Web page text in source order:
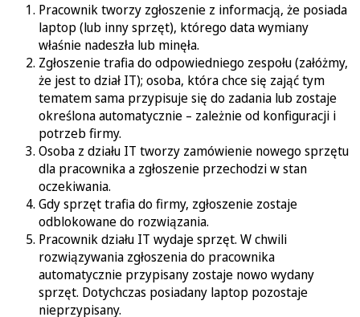
Pracownik tworzy zgłoszenie z informacją, że posiada
laptop (lub inny sprzęt), którego data wymiany
właśnie nadeszła lub minęła.
Zgłoszenie trafia do odpowiedniego zespołu (załóżmy,
że jest to dział IT); osoba, która chce się zająć tym
tematem sama przypisuje się do zadania lub zostaje
określona automatycznie – zależnie od konfiguracji i
potrzeb firmy.
Osoba z działu IT tworzy zamówienie nowego sprzętu
dla pracownika a zgłoszenie przechodzi w stan
oczekiwania.
Gdy sprzęt trafia do firmy, zgłoszenie zostaje
odblokowane do rozwiązania.
Pracownik działu IT wydaje sprzęt. W chwili
rozwiązywania zgłoszenia do pracownika
automatycznie przypisany zostaje nowo wydany
sprzęt. Dotychczas posiadany laptop pozostaje
nieprzypisany.